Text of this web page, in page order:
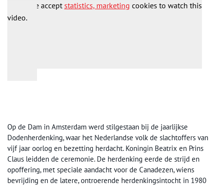
Please acceptstatistics, marketing cookies to watch this
video.
Op de Dam in Amsterdam werd stilgestaan bij de jaarlijkse
Dodenherdenking, waar het Nederlandse volk de slachtoffers van
vijf jaar oorlog en bezetting herdacht. Koningin Beatrix en Prins
Claus leidden de ceremonie. De herdenking eerde de strijd en
opoffering, met speciale aandacht voor de Canadezen, wiens
bevrijding en de latere, ontroerende herdenkingsintocht in 1980